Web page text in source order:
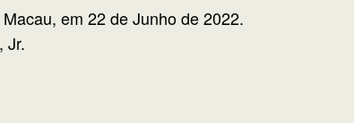
em 22 de Junho de 2022.
Jr.